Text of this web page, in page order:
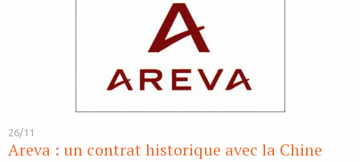
26/11
Areva : un contrat historique avec la Chine